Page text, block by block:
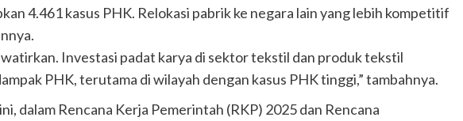
4.461 kasus PHK. Relokasi pabrik ke negara lain yang lebih kompetitif
Investasi padat karya di sektor tekstil dan produk tekstil
PHK, terutama di wilayah dengan kasus PHK tinggi,” tambahnya.
dalam Rencana Kerja Pemerintah (RKP) 2025 dan Rencana